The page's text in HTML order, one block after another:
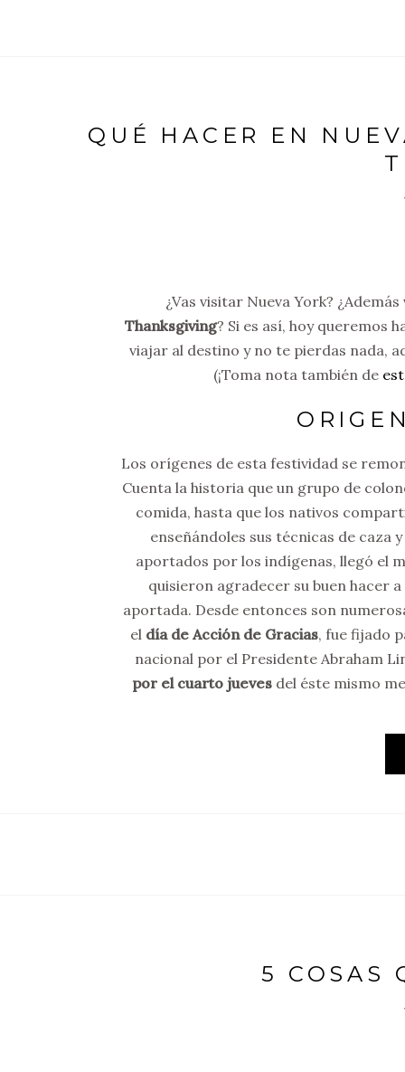
QUÉ HACER EN
¿Vas visitar Nueva York?
Thanksgiving? Si es así, hoy queremos
viajar al destino y no te pierdas nada,
(¡Toma nota también de
Los orígenes de esta festividad se
Cuenta la historia que un grupo de
comida, hasta que los nativos
enseñándoles sus técnicas de
aportados por los indígenas, llegó el
quisieron agradecer su buen hacer
aportada. Desde entonces son
el día de Acción de Gracias, fue fijado
nacional por el Presidente Abraham
por el cuarto jueves del éste mismo
5 COSAS